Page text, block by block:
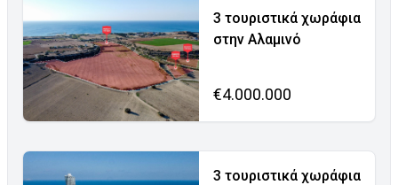
3 τουριστικά χωράφια
στην Αλαμινό
€4.000.000
3 τουριστικά χωράφια